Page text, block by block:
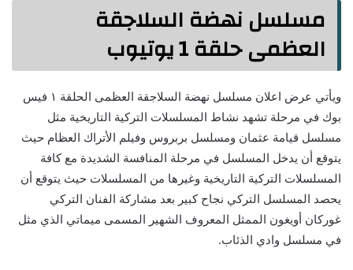
مسلسل نهضة السلاجقة
العظمى حلقة 1 يوتيوب
ويأتي عرض اعلان مسلسل نهضة السلاجقة العظمى الحلقة ١ فيس
بوك في مرحلة تشهد نشاط المسلسلات التركية التاريخية مثل
مسلسل قيامة عثمان ومسلسل بربروس وفيلم الأتراك العظام حيث
يتوقع أن يدخل المسلسل في مرحلة المنافسة الشديدة مع كافة
المسلسلات التركية التاريخية وغيرها من المسلسلات حيث يتوقع أن
يحصد المسلسل التركي نجاح كبير بعد مشاركة الفنان التركي
غوركان أويغون الممثل المعروف الشهير المسمى ميماتي الذي مثل
في مسلسل وادي الذئاب.